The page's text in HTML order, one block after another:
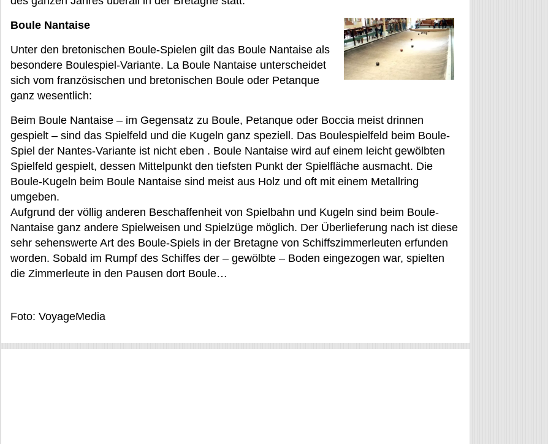
Boule Nantaise
Unter den bretonischen Boule-Spielen gilt das Boule Nantaise als
besondere Boulespiel-Variante. La Boule Nantaise unterscheidet
sich vom französischen und bretonischen Boule oder Petanque
ganz wesentlich:
Beim Boule Nantaise – im Gegensatz zu Boule, Petanque oder Boccia meist drinnen
gespielt – sind das Spielfeld und die Kugeln ganz speziell. Das Boulespielfeld beim Boule-
Spiel der Nantes-Variante ist nicht eben . Boule Nantaise wird auf einem leicht gewölbten
Spielfeld gespielt, dessen Mittelpunkt den tiefsten Punkt der Spielfläche ausmacht. Die
Boule-Kugeln beim Boule Nantaise sind meist aus Holz und oft mit einem Metallring
umgeben.
Aufgrund der völlig anderen Beschaffenheit von Spielbahn und Kugeln sind beim Boule-
Nantaise ganz andere Spielweisen und Spielzüge möglich. Der Überlieferung nach ist diese
sehr sehenswerte Art des Boule-Spiels in der Bretagne von Schiffszimmerleuten erfunden
worden. Sobald im Rumpf des Schiffes der – gewölbte – Boden eingezogen war, spielten
die Zimmerleute in den Pausen dort Boule…
Foto: VoyageMedia